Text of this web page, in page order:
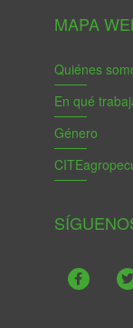
MAPA
Quiénes
En qué
Género